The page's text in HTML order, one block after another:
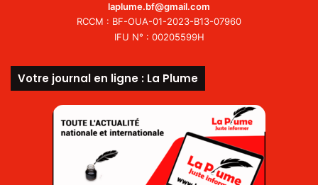
laplume.bf@gmail.com
RCCM : BF-OUA-01-2023-B13-07960
IFU N° : 00205599H
Votre journal en ligne : La Plume